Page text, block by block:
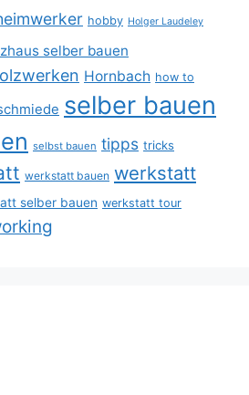
hobby Holger Laudeley
selber bauen
Hornbach how to
selber bauen
selbst bauen tipps tricks
werkstatt bauen werkstatt
selber bauen werkstatt tour